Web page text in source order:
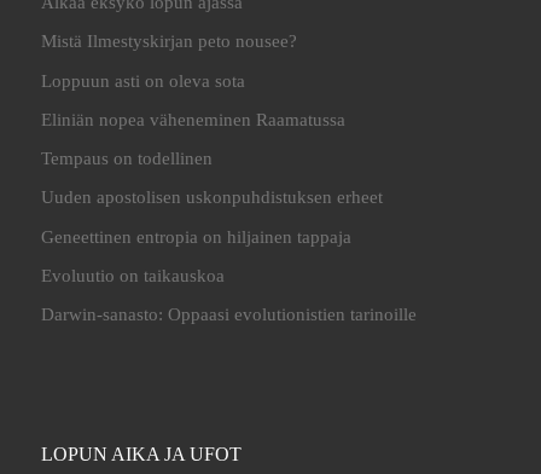
Mistä Ilmestyskirjan peto nousee?
Loppuun asti on oleva sota
Eliniän nopea väheneminen Raamatussa
Tempaus on todellinen
Uuden apostolisen uskonpuhdistuksen erheet
Geneettinen entropia on hiljainen tappaja
Evoluutio on taikauskoa
Darwin-sanasto: Oppaasi evolutionistien tarinoille
LOPUN AIKA JA UFOT